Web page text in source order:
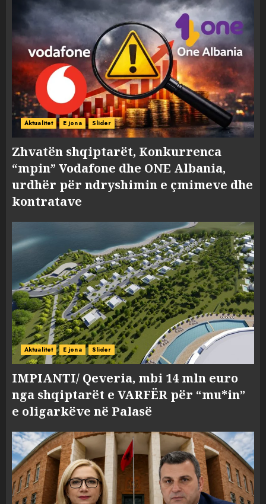
Aktualitet E jona Slider
Zhvatën shqiptarët, Konkurrenca
“mpin” Vodafone dhe ONE Albania,
urdhër për ndryshimin e çmimeve dhe
kontratave
Aktualitet E jona Slider
IMPIANTI/ Qeveria, mbi 14 mln euro
nga shqiptarët e VARFËR për “mu*in”
e oligarkëve në Palasë